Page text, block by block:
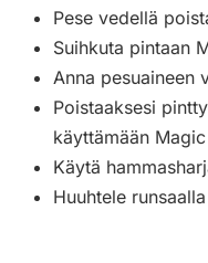
Pese vedellä
Suihkuta pintaan
Anna pesuaineen
Poistaaksesi
käyttämään
Käytä
Huuhtele